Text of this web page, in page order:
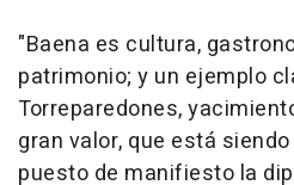
"Baena es cultura,
patrimonio; y un ejemplo
Torreparedones,
gran valor, que está
puesto de manifiesto la